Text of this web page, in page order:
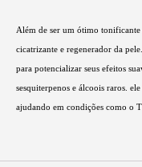
Além de ser um ótimo tonificante
cicatrizante e regenerador da
para potencializar seus efeitos
sesquiterpenos e álcoois raros.
ajudando em condições como o